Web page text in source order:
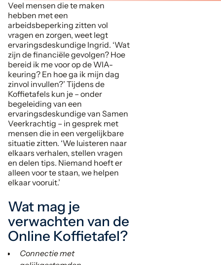
Veel mensen die te maken
hebben met een
arbeidsbeperking zitten vol
vragen en zorgen, weet legt
ervaringsdeskundige Ingrid. ‘Wat
zijn de financiële gevolgen? Hoe
bereid ik me voor op de WIA-
keuring? En hoe ga ik mijn dag
zinvol invullen?’ Tijdens de
Koffietafels kun je – onder
begeleiding van een
ervaringsdeskundige van Samen
Veerkrachtig – in gesprek met
mensen die in een vergelijkbare
situatie zitten. ‘We luisteren naar
elkaars verhalen, stellen vragen
en delen tips. Niemand hoeft er
alleen voor te staan, we helpen
elkaar vooruit.’
Wat mag je
verwachten van de
Online Koffietafel?
Connectie met